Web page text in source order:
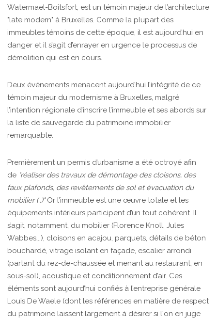
Watermael-Boitsfort, est un témoin majeur de l’architecture
"late modern" à Bruxelles. Comme la plupart des
immeubles témoins de cette époque, il est aujourd’hui en
danger et il s’agit d’enrayer en urgence le processus de
démolition qui est en cours.
Deux événements menacent aujourd’hui l’intégrité de ce
témoin majeur du modernisme à Bruxelles, malgré
l’intention régionale d’inscrire l’immeuble et ses abords sur
la liste de sauvegarde du patrimoine immobilier
remarquable.
Premièrement un permis d’urbanisme a été octroyé afin
de "réaliser des travaux de démontage des cloisons, des
faux plafonds, des revêtements de sol et évacuation du
mobilier (..)"Or l’immeuble est une œuvre totale et les
équipements intérieurs participent d’un tout cohérent. Il
s’agit, notamment, du mobilier (Florence Knoll, Jules
Wabbes,..), cloisons en acajou, parquets, détails de béton
bouchardé, vitrage isolant en façade, escalier arrondi
(partant du rez-de-chaussée et menant au restaurant, en
sous-sol), acoustique et conditionnement d’air. Ces
éléments sont aujourd’hui confiés à l’entreprise générale
Louis De Waele (dont les références en matière de respect
du patrimoine laissent largement à désirer si l'on en juge